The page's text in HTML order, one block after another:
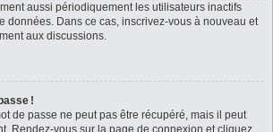
aussi périodiquement les utilisateurs inactifs
données. Dans ce cas, inscrivez-vous à nouveau et
aux discussions.
!
de passe ne peut pas être récupéré, mais il peut
Rendez-vous sur la page de connexion et cliquez